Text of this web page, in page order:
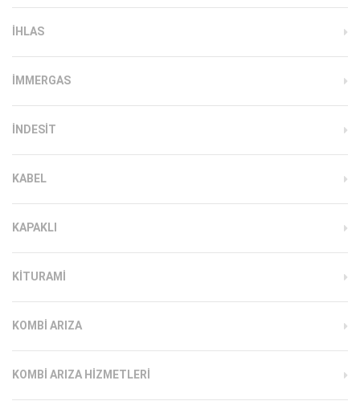
IHLAS
İMMERGAS
INDESIT
KABEL
KAPAKLI
KITURAMI
KOMBI ARIZA
KOMBI ARIZA HIZMETLERI